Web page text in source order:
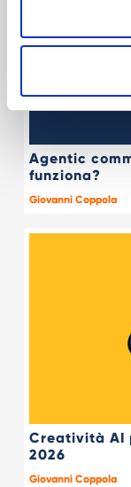
Agentic
funziona?
Giovanni Coppola
Creatività AI
2026
Giovanni Coppola